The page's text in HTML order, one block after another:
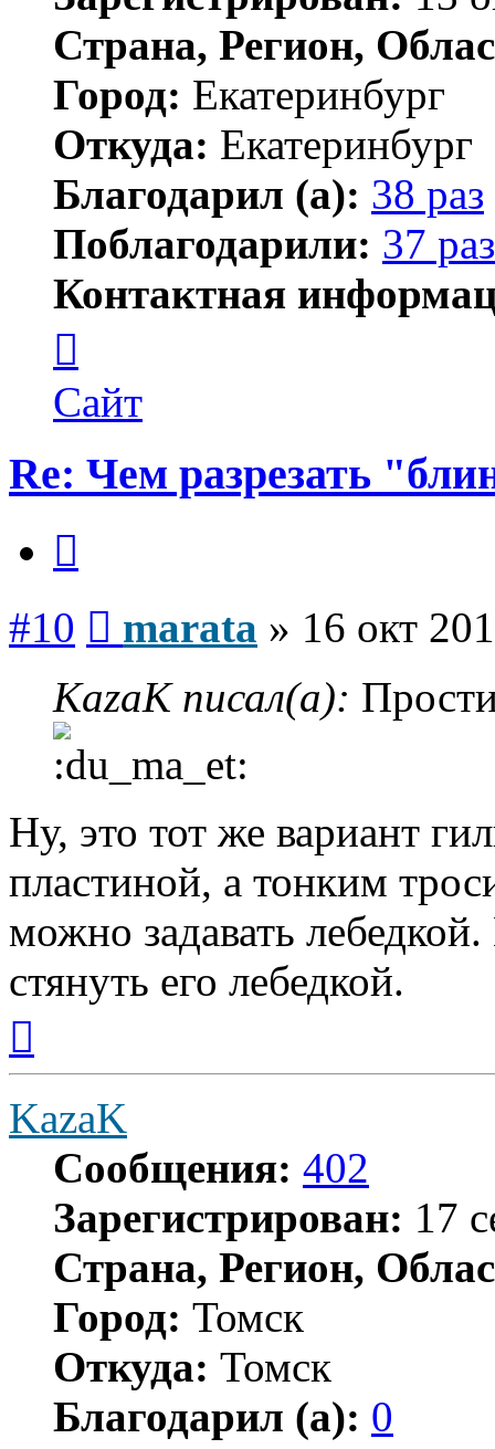
Страна, Регион,
Город: Екатеринбург
Откуда: Екатеринбург
Благодарил (а): 38 раз
Поблагодарили: 37 раз
Контактная
пользователя
marata
Сайт
Re: Чем разрезать
#10 marata » 16 окт
KazaK писал(а):
Ну, это тот же вариант
пластиной, а тонким
можно задавать
стянуть его лебедкой.
началу
KazaK
Сообщения: 402
Зарегистрирован: 17
Страна, Регион,
Город: Томск
Откуда: Томск
Благодарил (а): 0